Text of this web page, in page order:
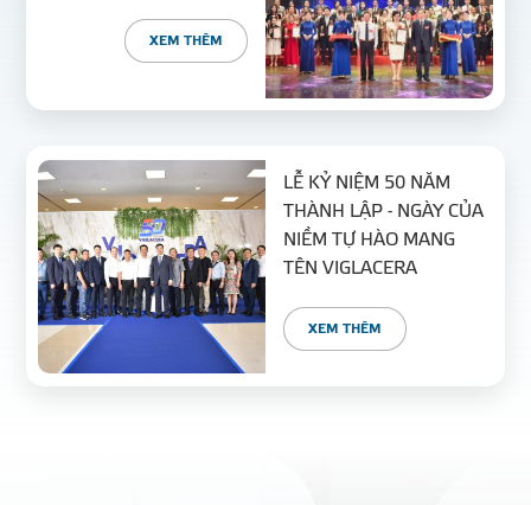
XEM THÊM
LỄ KỶ NIỆM 50 NĂM
THÀNH LẬP - NGÀY CỦA
NIỀM TỰ HÀO MANG
TÊN VIGLACERA
XEM THÊM